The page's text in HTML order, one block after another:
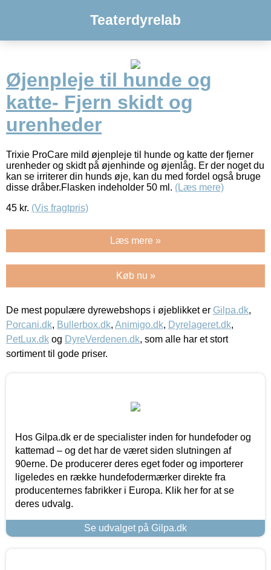
Teaterdyrelab
Øjenpleje til hunde og
katte- Fjern skidt og
urenheder
Trixie ProCare mild øjenpleje til hunde og katte der fjerner
urenheder og skidt på øjenhinde og øjenlåg. Er der noget du
kan se irriterer din hunds øje, kan du med fordel også bruge
disse dråber.Flasken indeholder 50 ml. (Læs mere)
45 kr. (Vis fragtpris)
Læs mere »
Køb nu »
De mest populære dyrewebshops i øjeblikket er Gilpa.dk,
Porcani.dk, Bullerbox.dk, Animigo.dk, Dyrelageret.dk,
PetLux.dk og DyreVerdenen.dk, som alle har et stort
sortiment til gode priser.
Hos Gilpa.dk er de specialister inden for hundefoder og
kattemad – og det har de været siden slutningen af
90erne. De producerer deres eget foder og importerer
ligeledes en række hundefodermærker direkte fra
producenternes fabrikker i Europa. Klik her for at se
deres udvalg.
Se udvalget på Gilpa.dk